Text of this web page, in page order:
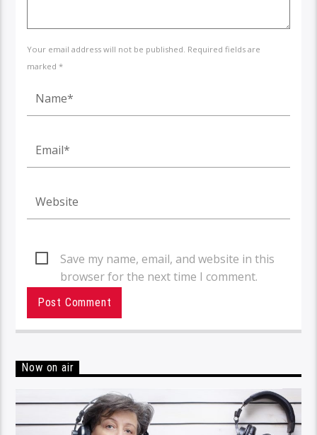
Your email address will not be published. Required fields are
marked *
Save my name, email, and website in this
browser for the next time I comment.
Now on air